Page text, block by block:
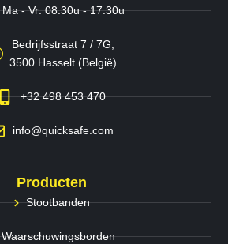
Ma - Vr: 08.30u - 17.30u
Bedrijfsstraat 7 / 7G,
3500 Hasselt (België)
+32 498 453 470
info@quicksafe.com
Producten
Stootbanden
Waarschuwingsborden